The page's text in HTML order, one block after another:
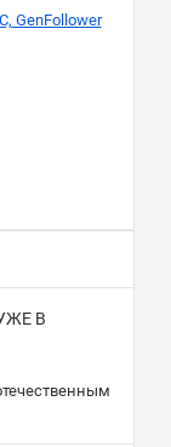
GenFollower
В